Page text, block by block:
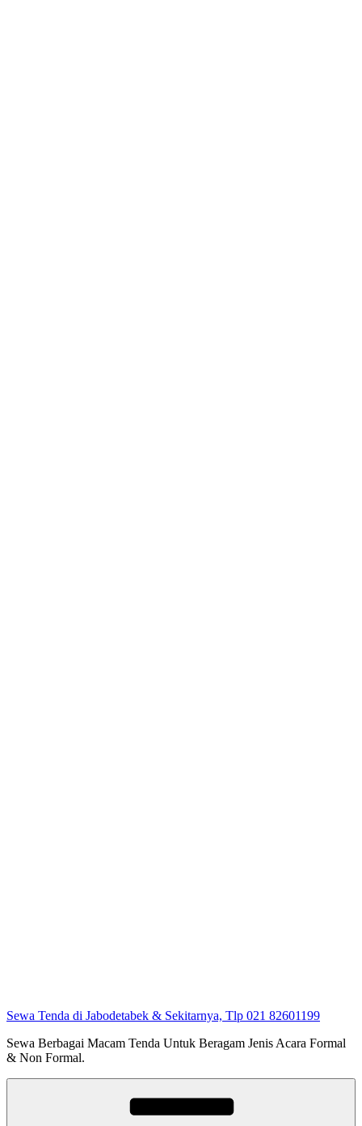
Sewa Tenda di Jabodetabek & Sekitarnya, Tlp 021 82601199
Sewa Berbagai Macam Tenda Untuk Beragam Jenis Acara Formal
& Non Formal.